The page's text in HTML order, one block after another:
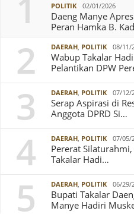
POLITIK
02/01/2026
Daeng Manye
Peran Hamka B.
2 DAERAH, POLITIK 08/11/
Wabup Takalar
Pelantikan DPW
3 DAERAH, POLITIK 07/12/
Serap Aspirasi di
Anggota DPRD Si…
4 DAERAH, POLITIK 07/05/
Pererat
Takalar Hadi…
5 DAERAH, POLITIK 06/29/
Bupati Takalar
Manye Hadiri